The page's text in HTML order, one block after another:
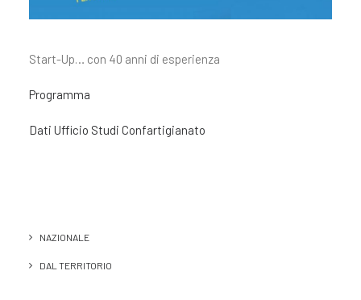
Start-Up… con 40 anni di esperienza
Programma
Dati Ufficio Studi Confartigianato
NAZIONALE
DAL TERRITORIO